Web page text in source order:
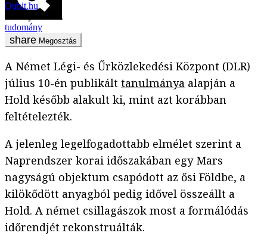
Qubit.hu
2020. július 17.
tudomány
Megosztás
A Német Légi- és Űrközlekedési Központ (DLR)
július 10-én publikált tanulmánya alapján a
Hold később alakult ki, mint azt korábban
feltételezték.
A jelenleg legelfogadottabb elmélet szerint a
Naprendszer korai időszakában egy Mars
nagyságú objektum csapódott az ősi Földbe, a
kilökődött anyagból pedig idővel összeállt a
Hold. A német csillagászok most a formálódás
időrendjét rekonstruálták.